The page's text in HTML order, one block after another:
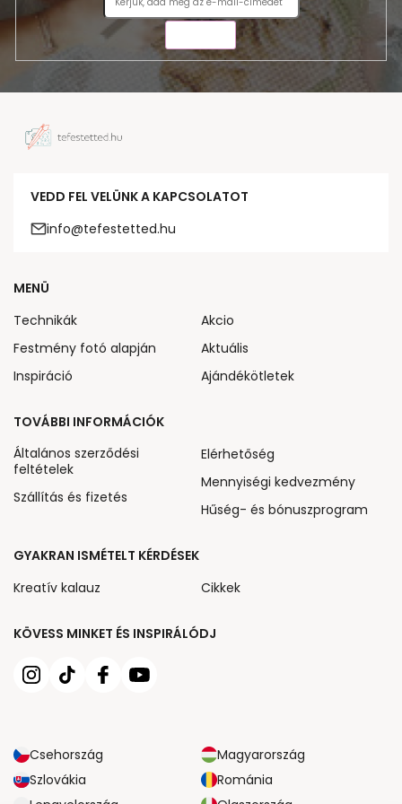
VEDD FEL VELÜNK A KAPCSOLATOT
info@tefestetted.hu
KÖVESS MINKET ÉS INSPIRÁLÓDJ
Csehország
Magyarország
Szlovákia
Románia
MENÜ
Technikák
Festmény fotó alapján
Inspiráció
Akcio
Aktuális
Ajándékötletek
TOVÁBBI INFORMÁCIÓK
Általános szerződési
feltételek
Szállítás és fizetés
Elérhetőség
Mennyiségi kedvezmény
Hűség- és bónuszprogram
GYAKRAN ISMÉTELT KÉRDÉSEK
Kreatív kalauz
Cikkek